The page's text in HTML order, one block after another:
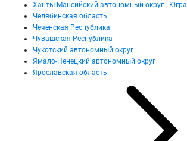
Ханты-Мансийский автономный округ - Югра
Челябинская область
Чеченская Республика
Чувашская Республика
Чукотский автономный округ
Ямало-Ненецкий автономный округ
Ярославская область